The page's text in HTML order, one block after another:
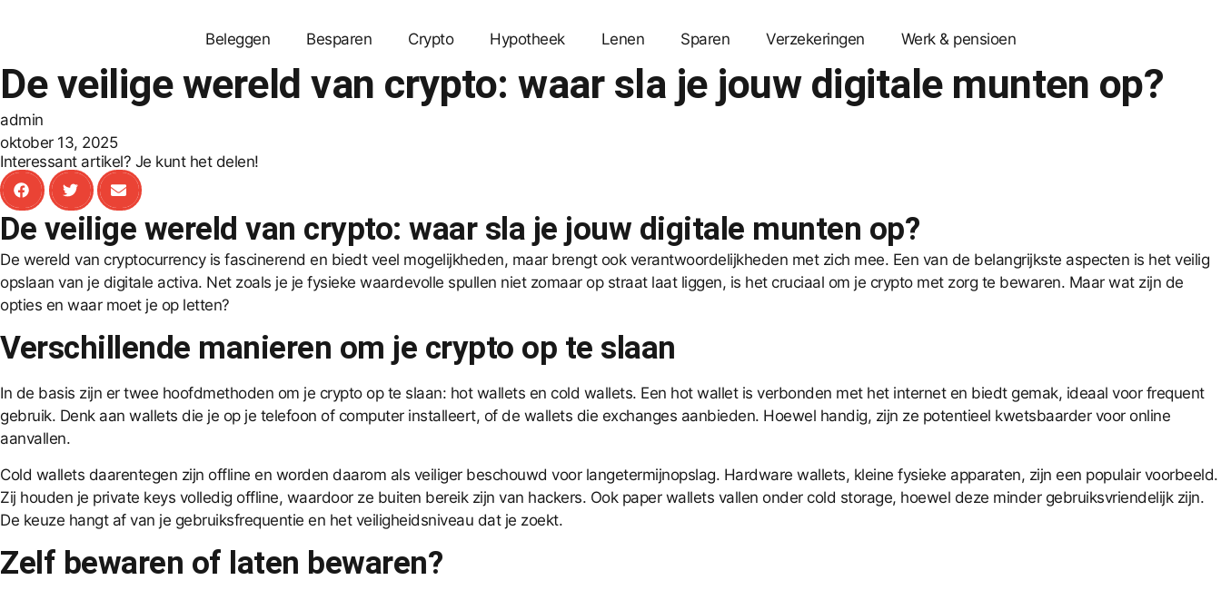
Beleggen Besparen Crypto Hypotheek Lenen Sparen Verzekeringen Werk & pensioen
De veilige wereld van crypto: waar sla je jouw digitale munten op?
admin
oktober 13, 2025
Interessant artikel? Je kunt het delen!
De veilige wereld van crypto: waar sla je jouw digitale munten op?
De wereld van cryptocurrency is fascinerend en biedt veel mogelijkheden, maar brengt ook verantwoordelijkheden met zich mee. Een van de belangrijkste aspecten is het veilig
opslaan van je digitale activa. Net zoals je je fysieke waardevolle spullen niet zomaar op straat laat liggen, is het cruciaal om je crypto met zorg te bewaren. Maar wat zijn de
opties en waar moet je op letten?
Verschillende manieren om je crypto op te slaan
In de basis zijn er twee hoofdmethoden om je crypto op te slaan: hot wallets en cold wallets. Een hot wallet is verbonden met het internet en biedt gemak, ideaal voor frequent
gebruik. Denk aan wallets die je op je telefoon of computer installeert, of de wallets die exchanges aanbieden. Hoewel handig, zijn ze potentieel kwetsbaarder voor online
aanvallen.
Cold wallets daarentegen zijn offline en worden daarom als veiliger beschouwd voor langetermijnopslag. Hardware wallets, kleine fysieke apparaten, zijn een populair voorbeeld.
Zij houden je private keys volledig offline, waardoor ze buiten bereik zijn van hackers. Ook paper wallets vallen onder cold storage, hoewel deze minder gebruiksvriendelijk zijn.
De keuze hangt af van je gebruiksfrequentie en het veiligheidsniveau dat je zoekt.
Zelf bewaren of laten bewaren?